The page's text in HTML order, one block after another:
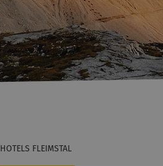
HOTELS FLEIMSTAL